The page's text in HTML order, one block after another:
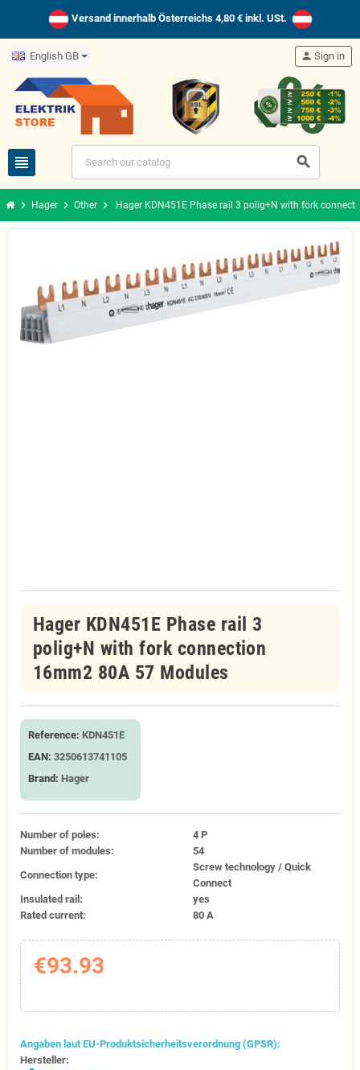
Versand innerhalb Österreichs 4,80 € inkl. USt.
English GB
view_headline search
person Sign in
chevron_right Hager chevron_right Other chevron_right Hager KDN451E Phase rail 3 polig+N with fork
Hager KDN451E Phase rail 3
polig+N with fork connection
16mm2 80A 57 Modules
Reference: KDN451E
EAN: 3250613741105
Brand: Hager
Number of poles:
4 P
Number of modules:
54
Connection type:
Screw technology / Quick
Connect
Insulated rail:
yes
Rated current:
80 A
€93.93
Angaben laut EU-Produktsicherheitsverordnung (GPSR):
Hersteller: